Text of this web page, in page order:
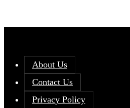
About Us
Contact Us
Privacy Policy